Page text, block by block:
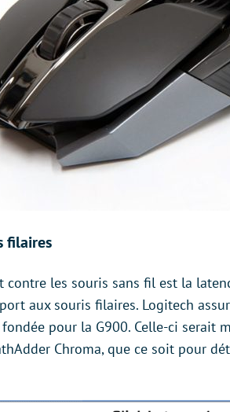
filaires
contre les souris sans fil est la
aux souris filaires. Logitech
fondée pour la G900. Celle-ci serait
Chroma, que ce soit pour